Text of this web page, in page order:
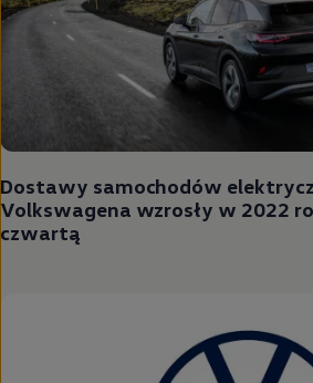
Dostawy samochodów
Volkswagena wzrosły w 2022
czwartą